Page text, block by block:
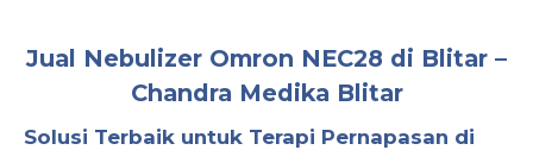
Jual Nebulizer Omron NEC28 di Blitar –
Chandra Medika Blitar
Solusi Terbaik untuk Terapi Pernapasan di